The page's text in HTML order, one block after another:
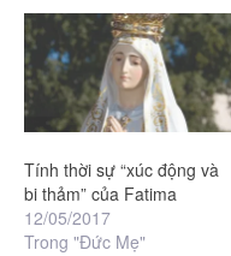
Tính thời sự “xúc động và
bi thảm” của Fatima
12/05/2017
Trong "Đức Mẹ"